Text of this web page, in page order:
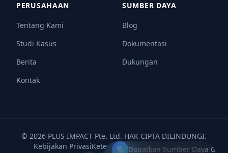
PERUSAHAAN
Tentang Kami
Studi Kasus
Berita
Kontak
SUMBER DAYA
Blog
Dokumentasi
Dukungan
© 2026 PLUS IMPACT Pte. Ltd. HAK CIPTA DILINDUNGI.
Kebijakan PrivasiKetentuan LayananKeamanan
Dapatkan Sumber Daya